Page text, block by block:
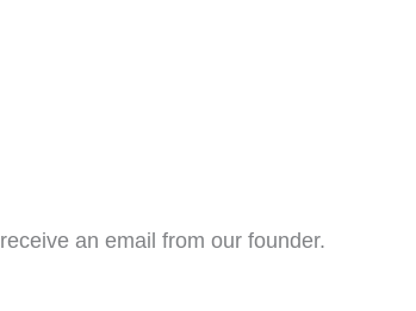
an email from our founder.